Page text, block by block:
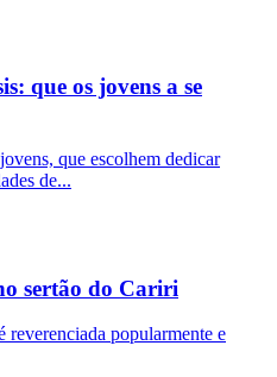
que os jovens a se
que escolhem dedicar
de...
sertão do Cariri
popularmente e